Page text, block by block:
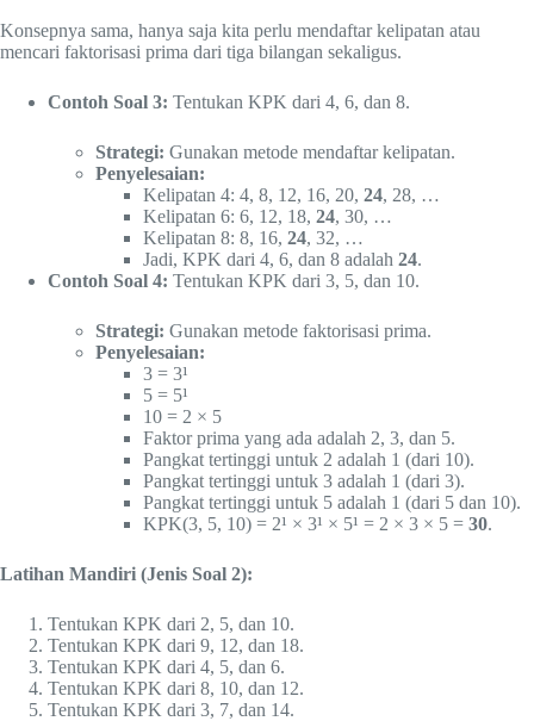
Konsepnya sama, hanya saja kita perlu mendaftar kelipatan atau
mencari faktorisasi prima dari tiga bilangan sekaligus.
Contoh Soal 3: Tentukan KPK dari 4, 6, dan 8.
Strategi: Gunakan metode mendaftar kelipatan.
Penyelesaian:
Kelipatan 4: 4, 8, 12, 16, 20, 24, 28, …
Kelipatan 6: 6, 12, 18, 24, 30, …
Kelipatan 8: 8, 16, 24, 32, …
Jadi, KPK dari 4, 6, dan 8 adalah 24.
Contoh Soal 4: Tentukan KPK dari 3, 5, dan 10.
Strategi: Gunakan metode faktorisasi prima.
Penyelesaian:
3 = 3¹
5 = 5¹
10 = 2 × 5
Faktor prima yang ada adalah 2, 3, dan 5.
Pangkat tertinggi untuk 2 adalah 1 (dari 10).
Pangkat tertinggi untuk 3 adalah 1 (dari 3).
Pangkat tertinggi untuk 5 adalah 1 (dari 5 dan 10).
KPK(3, 5, 10) = 2¹ × 3¹ × 5¹ = 2 × 3 × 5 = 30.
Latihan Mandiri (Jenis Soal 2):
Tentukan KPK dari 2, 5, dan 10.
Tentukan KPK dari 9, 12, dan 18.
Tentukan KPK dari 4, 5, dan 6.
Tentukan KPK dari 8, 10, dan 12.
Tentukan KPK dari 3, 7, dan 14.